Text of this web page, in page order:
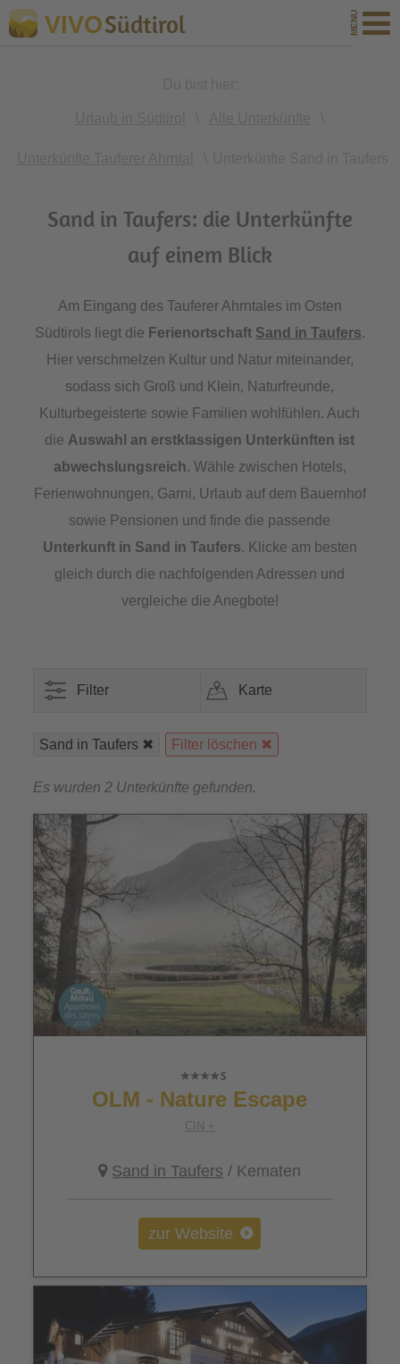
VIVOSüdtirol
Sand in Taufers: die Unterkünfte
auf einem Blick
Am Eingang des Tauferer Ahrntales im Osten
Südtirols liegt die Ferienortschaft Sand in Taufers.
Hier verschmelzen Kultur und Natur miteinander,
sodass sich Groß und Klein, Naturfreunde,
Kulturbegeisterte sowie Familien wohlfühlen. Auch
die Auswahl an erstklassigen Unterkünften ist
abwechslungsreich. Wähle zwischen Hotels,
Ferienwohnungen, Garni, Urlaub auf dem Bauernhof
sowie Pensionen und finde die passende
Unterkunft in Sand in Taufers. Klicke am besten
gleich durch die nachfolgenden Adressen und
vergleiche die Anegbote!
Filter Karte
Sand in Taufers Filter löschen
Es wurden 2 Unterkünfte gefunden.
OLM - Nature Escape
CIN +
Sand in Taufers / Kematen
zur Website